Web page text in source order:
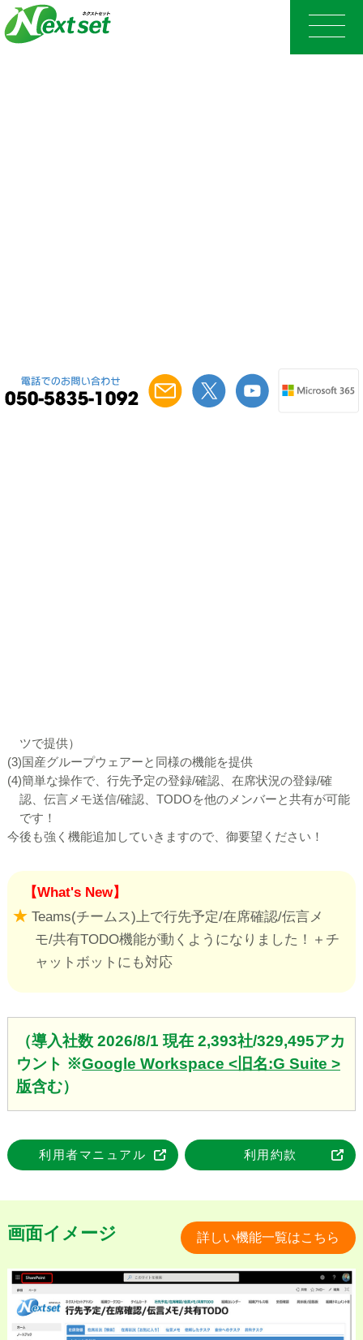
ツで提供）
(3)国産グループウェアーと同様の機能を提供
(4)簡単な操作で、行先予定の登録/確認、在席状況の登録/確
認、伝言メモ送信/確認、TODOを他のメンバーと共有が可能
です！
今後も強く機能追加していきますので、御要望ください！
【What's New】
★ Teams(チームス)上で行先予定/在席確認/伝言メ
モ/共有TODO機能が動くようになりました！＋チ
ャットボットにも対応
（導入社数 2026/8/1 現在 2,393社/329,495アカ
ウント ※Google Workspace <旧名:G Suite >
版含む）
利用者マニュアル 利用約款
画面イメージ 詳しい機能一覧はこちら